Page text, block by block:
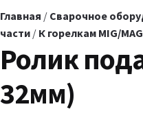
Главная / Сварочное
части / К горелкам MIG/MAG
Ролик
32мм)